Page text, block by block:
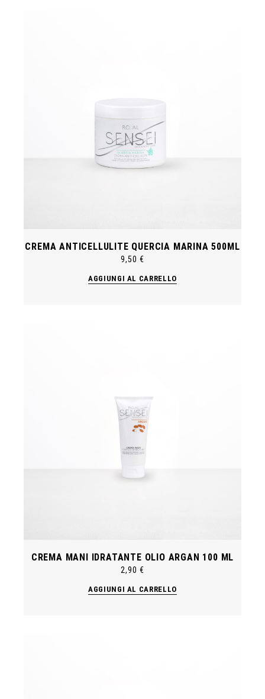
CREMA ANTICELLULITE QUERCIA MARINA 500ML
9,50€
AGGIUNGI AL CARRELLO
CREMA MANI IDRATANTE OLIO ARGAN 100 ML
2,90€
AGGIUNGI AL CARRELLO